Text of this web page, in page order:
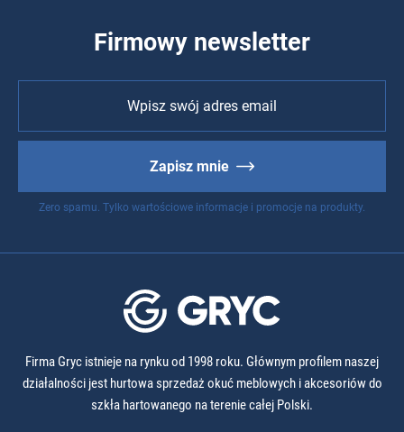
Firmowy newsletter
Zapisz mnie
Zero spamu. Tylko wartościowe informacje i promocje na produkty.
Firma Gryc istnieje na rynku od 1998 roku. Głównym profilem naszej
działalności jest hurtowa sprzedaż okuć meblowych i akcesoriów do
szkła hartowanego na terenie całej Polski.